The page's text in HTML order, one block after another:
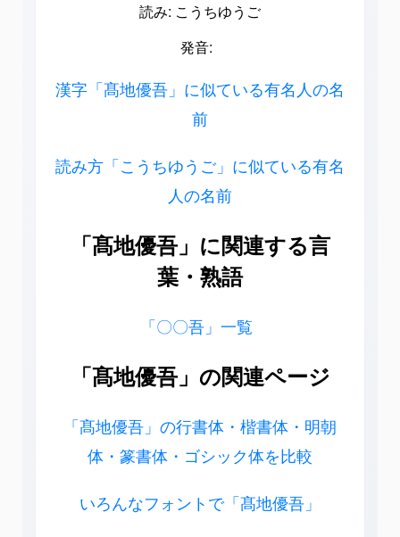
読み: こうちゆうご
発音:
漢字「髙地優吾」に似ている有名人の名
前
読み方「こうちゆうご」に似ている有名
人の名前
「髙地優吾」に関連する言
葉・熟語
「〇〇吾」一覧
「髙地優吾」の関連ページ
「髙地優吾」の行書体・楷書体・明朝
体・篆書体・ゴシック体を比較
いろんなフォントで「髙地優吾」